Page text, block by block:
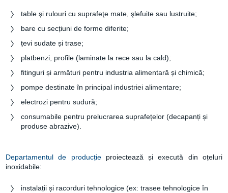
table şi rulouri cu suprafeţe mate, şlefuite sau lustruite;
bare cu secțiuni de forme diferite;
țevi sudate și trase;
platbenzi, profile (laminate la rece sau la cald);
fitinguri și armături pentru industria alimentară și chimică;
pompe destinate în principal industriei alimentare;
electrozi pentru sudură;
consumabile pentru prelucrarea suprafețelor (decapanți și
produse abrazive).
Departamentul de producțieproiectează și execută din oțeluri
inoxidabile:
instalații și racorduri tehnologice (ex: trasee tehnologice în